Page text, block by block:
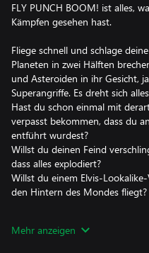
FLY PUNCH BOOM! ist alles,
Kämpfen gesehen hast.
Fliege schnell und schlage
Planeten in zwei Hälften
und Asteroiden in ihr Gesicht,
Superangriffe. Es dreht sich
Hast du schon einmal mit
verpasst bekommen, dass du
entführt wurdest?
Willst du deinen Feind
dass alles explodiert?
Willst du einem Elvis-
den Hintern des Mondes fliegt?
Mehr anzeigen